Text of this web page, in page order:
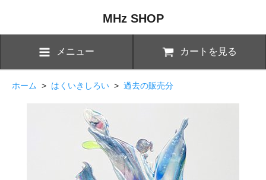
MHz SHOP
メニュー カートを見る
ホーム > はくいきしろい > 過去の販売分